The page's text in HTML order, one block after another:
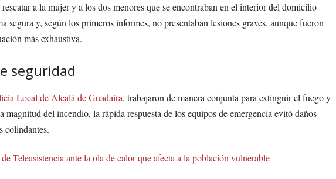
a la mujer y a los dos menores que se encontraban en el interior del domicilio
segura y, según los primeros informes, no presentaban lesiones graves, aunque fueron
más exhaustiva.
seguridad
Local de Alcalá de Guadaíra, trabajaron de manera conjunta para extinguir el fuego y
magnitud del incendio, la rápida respuesta de los equipos de emergencia evitó daños
colindantes.
Teleasistencia ante la ola de calor que afecta a la población vulnerable